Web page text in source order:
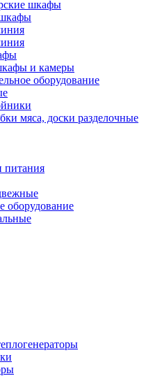
шкафы
и камеры
оборудование
мяса, доски разделочные
питания
оборудование